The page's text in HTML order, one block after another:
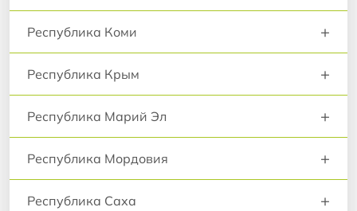
Республика Коми +
Республика Крым +
Республика Марий Эл +
Республика Мордовия +
Республика Саха +